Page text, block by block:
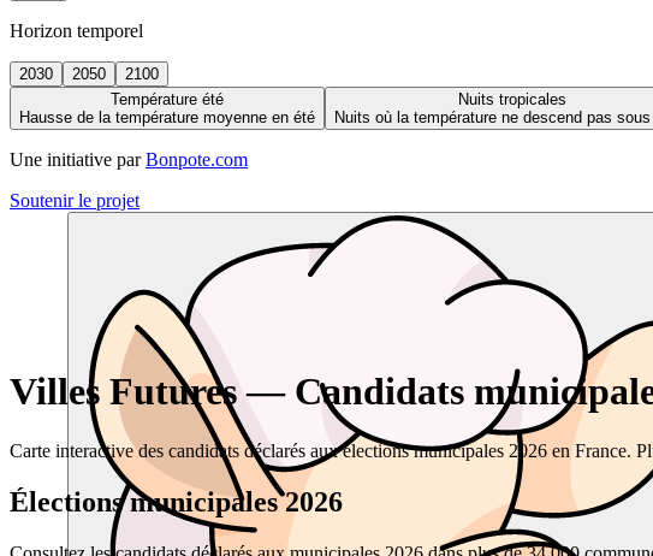
Horizon temporel
2030 2050
2100
Température été
Hausse de la température moyenne en été
Nuits tropicales
Nuits où la température ne descend pas sous
Une initiative par Bonpote.com
Soutenir le projet
Villes Futures — Candidats
Carte interactive des candidats déclarés aux élections municipales 2026 en France.
Élections municipales 2026